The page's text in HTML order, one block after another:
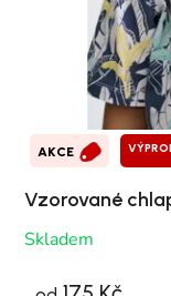
AKCE
Vzorované
Skladem